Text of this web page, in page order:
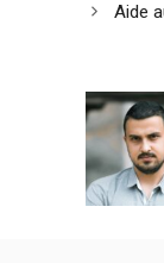
Aide